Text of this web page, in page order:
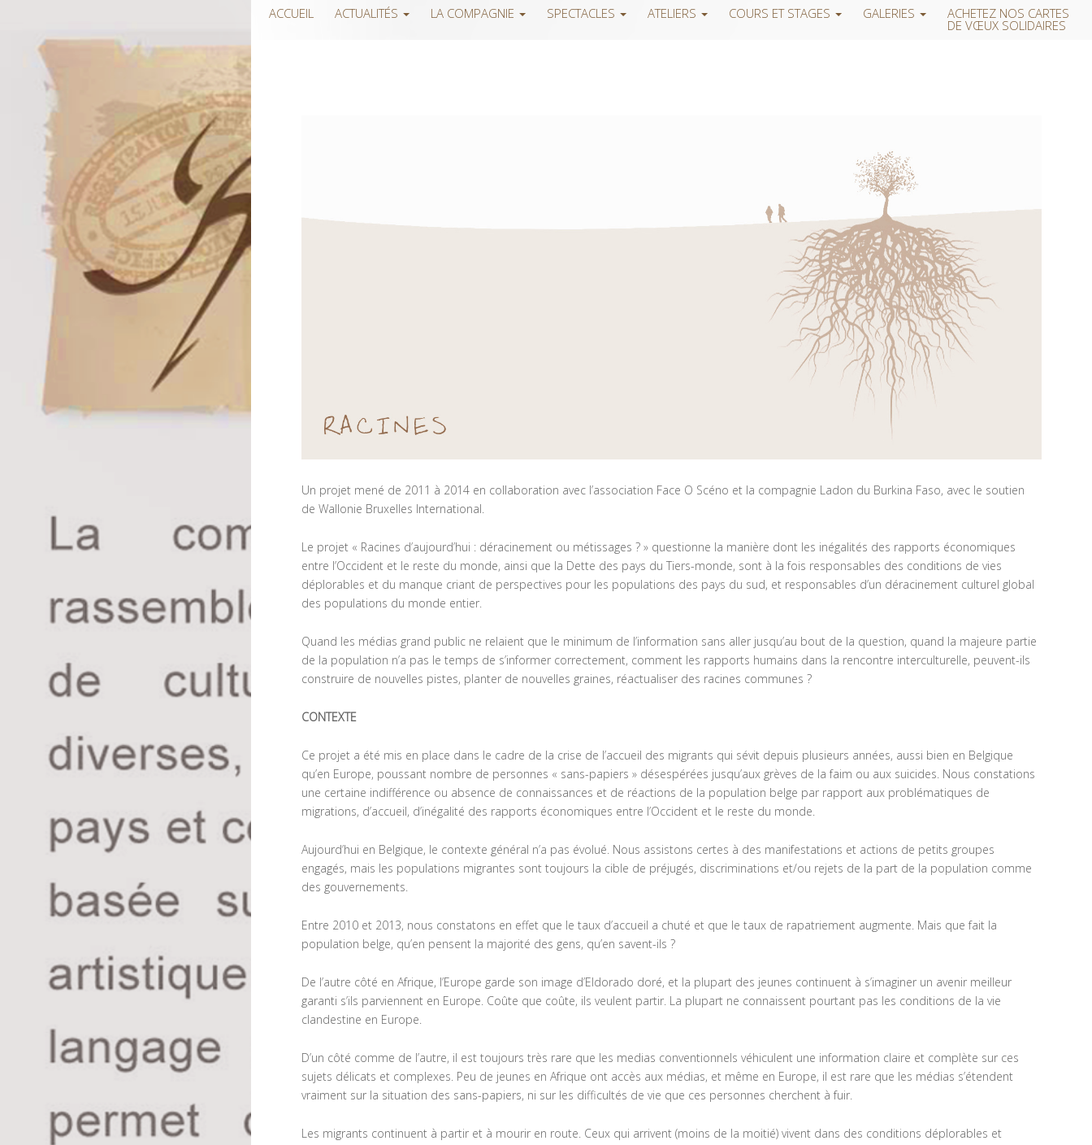
Un projet mené de 2011 à 2014 en collaboration avec l’association Face O Scéno et la compagnie Ladon du Burkina Faso, avec le soutien
de Wallonie Bruxelles International.
Le projet « Racines d’aujourd’hui : déracinement ou métissages ? » questionne la manière dont les inégalités des rapports économiques
entre l’Occident et le reste du monde, ainsi que la Dette des pays du Tiers-monde, sont à la fois responsables des conditions de vies
déplorables et du manque criant de perspectives pour les populations des pays du sud, et responsables d’un déracinement culturel global
des populations du monde entier.
Quand les médias grand public ne relaient que le minimum de l’information sans aller jusqu’au bout de la question, quand la majeure partie
de la population n’a pas le temps de s’informer correctement, comment les rapports humains dans la rencontre interculturelle, peuvent-ils
construire de nouvelles pistes, planter de nouvelles graines, réactualiser des racines communes ?
CONTEXTE
Ce projet a été mis en place dans le cadre de la crise de l’accueil des migrants qui sévit depuis plusieurs années, aussi bien en Belgique
qu’en Europe, poussant nombre de personnes « sans-papiers » désespérées jusqu’aux grèves de la faim ou aux suicides. Nous constations
une certaine indifférence ou absence de connaissances et de réactions de la population belge par rapport aux problématiques de
migrations, d’accueil, d’inégalité des rapports économiques entre l’Occident et le reste du monde.
Aujourd’hui en Belgique, le contexte général n’a pas évolué. Nous assistons certes à des manifestations et actions de petits groupes
engagés, mais les populations migrantes sont toujours la cible de préjugés, discriminations et/ou rejets de la part de la population comme
des gouvernements.
Entre 2010 et 2013, nous constatons en effet que le taux d’accueil a chuté et que le taux de rapatriement augmente. Mais que fait la
population belge, qu’en pensent la majorité des gens, qu’en savent-ils ?
De l’autre côté en Afrique, l’Europe garde son image d’Eldorado doré, et la plupart des jeunes continuent à s’imaginer un avenir meilleur
garanti s’ils parviennent en Europe. Coûte que coûte, ils veulent partir. La plupart ne connaissent pourtant pas les conditions de la vie
clandestine en Europe.
D’un côté comme de l’autre, il est toujours très rare que les medias conventionnels véhiculent une information claire et complète sur ces
sujets délicats et complexes. Peu de jeunes en Afrique ont accès aux médias, et même en Europe, il est rare que les médias s’étendent
vraiment sur la situation des sans-papiers, ni sur les difficultés de vie que ces personnes cherchent à fuir.
Les migrants continuent à partir et à mourir en route. Ceux qui arrivent (moins de la moitié) vivent dans des conditions déplorables et
ACCUEIL ACTUALITÉS LA COMPAGNIE SPECTACLES ATELIERS COURS ET STAGES GALERIES ACHETEZ NOS CARTES
DE VŒUX SOLIDAIRES